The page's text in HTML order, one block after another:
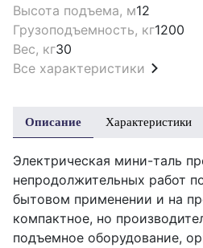
Высота подъема, м12
Грузоподъемность, кг1200
Вес, кг30
Все характеристики
Описание Характеристики
Электрическая мини-таль
непродолжительных работ
бытовом применении и на
компактное, но
подъемное оборудование,